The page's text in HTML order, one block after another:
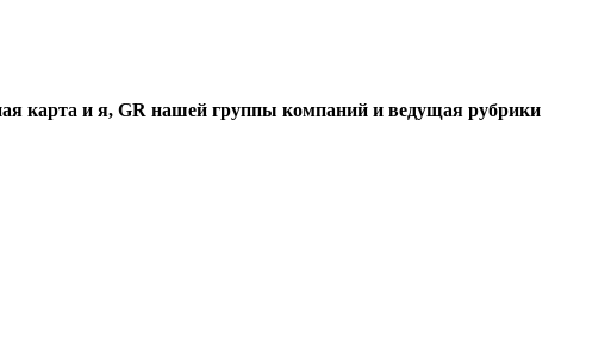
карта и я, GR нашей группы компаний и ведущая рубрики